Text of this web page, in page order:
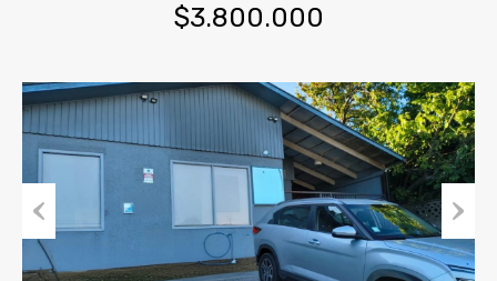
$3.800.000
Previous Next